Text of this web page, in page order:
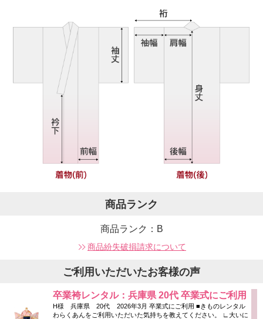
商品ランク
商品ランク：B
商品紛失破損請求について
ご利用いただいたお客様の声
卒業袴レンタル：兵庫県 20代 卒業式にご利用
H様 兵庫県 20代 2026年3月 卒業式にご利用 ■きものレンタル
わらくあんをご利用いただいた気持ちを教えてください。 ∟大いに